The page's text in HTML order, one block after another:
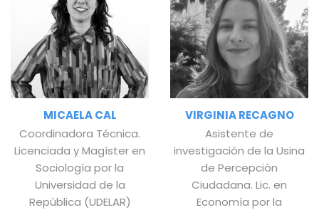
MICAELA CAL
Coordinadora Técnica.
Licenciada y Magíster en
Sociología por la
Universidad de la
República (UDELAR)
VIRGINIA RECAGNO
Asistente de
investigación de la Usina
de Percepción
Ciudadana. Lic. en
Economía por la